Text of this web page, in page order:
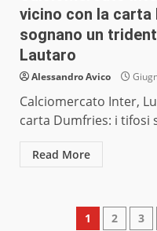
vicino con la
sognano un
Lautaro
Alessandro Avico
Calciomercato Inter,
carta Dumfries: i tifosi
Read More
1 2 3